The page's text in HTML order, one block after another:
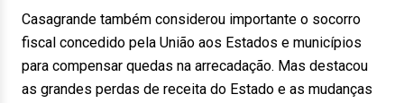
Casagrande também considerou importante o socorro
fiscal concedido pela União aos Estados e municípios
para compensar quedas na arrecadação. Mas destacou
as grandes perdas de receita do Estado e as mudanças